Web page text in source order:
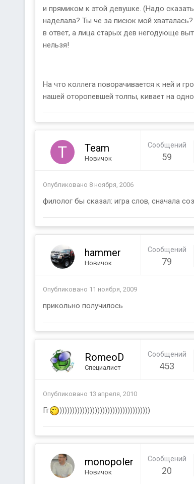
и прямиком к этой девушке. (Надо
наделала? Ты че за писюк мой
в ответ, а лица старых дев негодующе
нельзя!
На что коллега поворачивается к ней и
нашей оторопевшей толпы, кивает на
Team
Новичок
Сообщений
59
Опубликовано 8 ноября, 2006
филолог бы сказал: игра слов, сначала
hammer
Новичок
Сообщений
79
Опубликовано 11 ноября, 2009
прикольно получилось
RomeoD
Специалист
Сообщений
453
Опубликовано 13 апреля, 2010
Гг ))))))))))))))))))))))))))))))))))))
monopoler
Новичок
Сообщений
20